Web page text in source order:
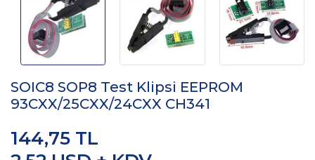
SOIC8 SOP8 Test Klipsi EEPROM
93CXX/25CXX/24CXX CH341
144,75 TL